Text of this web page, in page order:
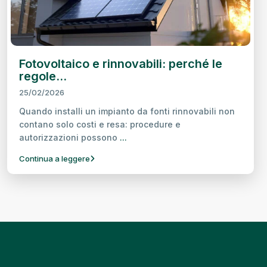
Fotovoltaico e rinnovabili: perché le
regole...
25/02/2026
Quando installi un impianto da fonti rinnovabili non
contano solo costi e resa: procedure e
autorizzazioni possono ...
Continua a leggere